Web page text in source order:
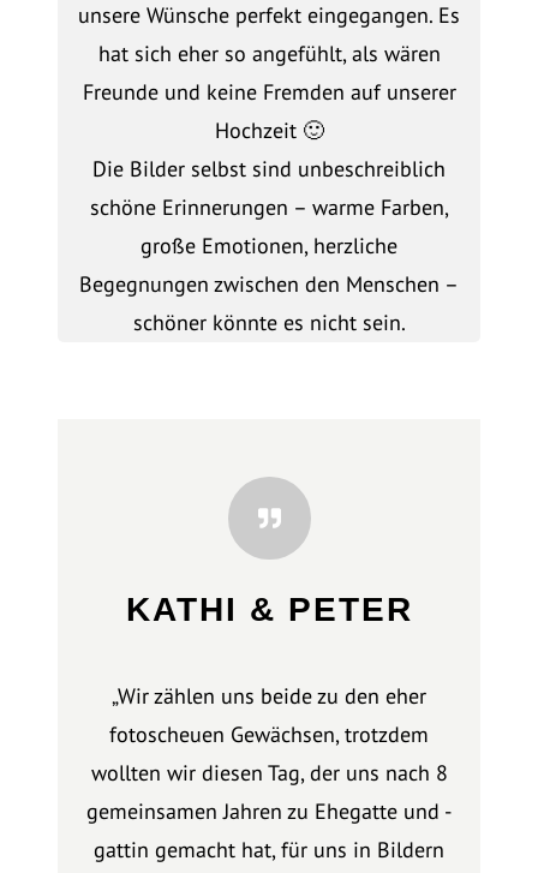
unsere Wünsche perfekt eingegangen. Es
hat sich eher so angefühlt, als wären
Freunde und keine Fremden auf unserer
Hochzeit 🙂
Die Bilder selbst sind unbeschreiblich
schöne Erinnerungen – warme Farben,
große Emotionen, herzliche
Begegnungen zwischen den Menschen –
schöner könnte es nicht sein.
KATHI & PETER
„Wir zählen uns beide zu den eher
fotoscheuen Gewächsen, trotzdem
wollten wir diesen Tag, der uns nach 8
gemeinsamen Jahren zu Ehegatte und -
gattin gemacht hat, für uns in Bildern